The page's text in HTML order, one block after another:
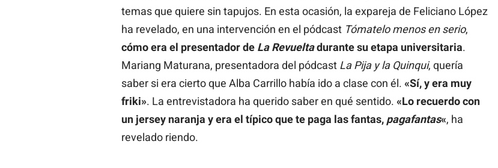
temas que quiere sin tapujos. En esta ocasión, la expareja de Feliciano López
ha revelado, en una intervención en el pódcast Tómatelo menos en serio,
cómo era el presentador de La Revueltadurante su etapa universitaria.
Mariang Maturana, presentadora del pódcast La Pija y la Quinqui, quería
saber si era cierto que Alba Carrillo había ido a clase con él. «Sí, y era muy
friki». La entrevistadora ha querido saber en qué sentido. «Lo recuerdo con
un jersey naranja y era el típico que te paga las fantas, pagafantas«, ha
revelado riendo.